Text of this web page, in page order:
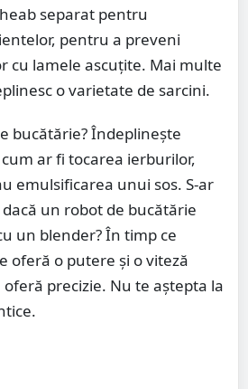
separat pentru
pentru a preveni
cu lamele ascuțite. Mai multe
o varietate de sarcini.
bucătărie? Îndeplinește
ar fi tocarea ierburilor,
emulsificarea unui sos. S-ar
un robot de bucătărie
un blender? În timp ce
oferă o putere și o viteză
precizie. Nu te aștepta la